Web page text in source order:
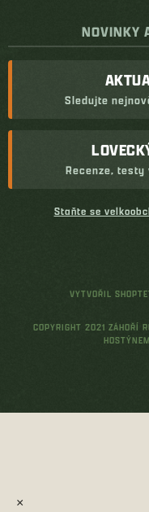
NOVINKY
Sledujte
Recenze,
Staňte se
VYTVOŘIL
COPYRIGHT 2021 ZÁHOŘÍ
×